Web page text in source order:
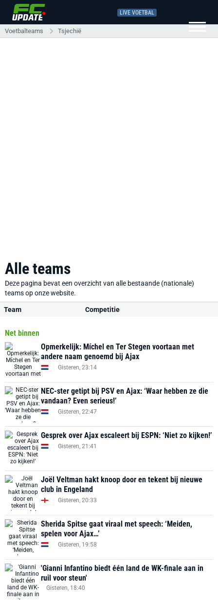
LIVE VOETBAL
Voetbalteams Tsjechië
Alle teams
Deze pagina bevat een overzicht van alle bestaande (nationale)
teams op onze website.
Team Competitie
Net binnen
Opmerkelijk: Míchel en Ter Stegen voortaan met
andere naam genoemd bij Ajax
Gisteren, 23:14
NEC-ster getipt bij PSV en Ajax: ‘Waar hebben ze die
vandaan? Even serieus!’
Gisteren, 22:47
Gesprek over Ajax escaleert bij ESPN: ‘Niet zo kijken!’
Gisteren, 21:41
Joël Veltman hakt knoop door en tekent bij nieuwe
club in Engeland
Gisteren, 20:33
Sherida Spitse gaat viraal met speech: ‘Meiden,
spelen voor Ajax…’
Gisteren, 19:58
'Gianni Infantino biedt één land de WK-finale aan in
ruil voor steun'
Gisteren, 18:40